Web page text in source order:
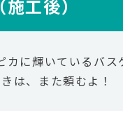
工後）
カに輝いているバ
は、また頼むよ！